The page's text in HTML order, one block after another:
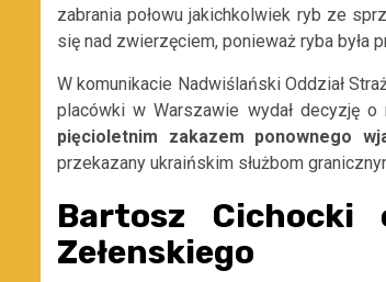
zabrania połowu jakichkolwiek ryb ze
się nad zwierzęciem, ponieważ ryba była
W komunikacie Nadwiślański Oddział
placówki w Warszawie wydał decyzję
pięcioletnim zakazem ponownego
przekazany ukraińskim służbom
Bartosz Cichocki
Zełenskiego